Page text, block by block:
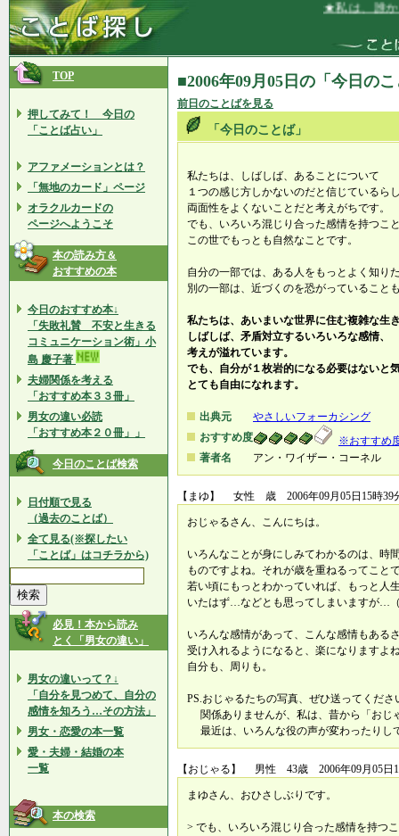
★私は、誰か
TOP
押してみて！ 今日の
「ことば占い」
アファメーションとは？
「無地のカード」ページ
オラクルカードの
ページへようこそ
本の読み方＆
おすすめの本
今日のおすすめ本↓
「失敗礼賛 不安と生きる
コミュニケーション術」小
島 慶子著
夫婦関係を考える
「おすすめ本３３冊」
男女の違い必読
「おすすめ本２０冊」」
今日のことば検索
日付順で見る
（過去のことば）
全て見る(※探したい
「ことば」はコチラから)
必見！本から読み
とく「男女の違い」
男女の違いって？↓
「自分を見つめて、自分の
感情を知ろう…その方法」
男女・恋愛の本一覧
愛・夫婦・結婚の本
一覧
本の検索
■2006年09月05日の「今日の
前日のことばを見る
「今日のことば」
私たちは、しばしば、あることについて
１つの感じ方しかないのだと信じているら
両面性をよくないことだと考えがちです。
でも、いろいろ混じり合った感情を持つこ
この世でもっとも自然なことです。
自分の一部では、ある人をもっとよく知り
別の一部は、近づくのを恐がっていること
私たちは、あいまいな世界に住む複雑な生
しばしば、矛盾対立するいろいろな感情、
考えが溢れています。
でも、自分が１枚岩的になる必要はないと
とても自由になれます。
出典元
やさしいフォーカシング
おすすめ度
※おすすめ
著者名
アン・ワイザー・コーネル
【まゆ】 女性 歳 2006年09月05日15時39
おじゃるさん、こんにちは。
いろんなことが身にしみてわかるのは、時
ものですよね。それが歳を重ねるってこと
若い頃にもっとわかっていれば、もっと人
いたはず…などとも思ってしまいますが…
いろんな感情があって、こんな感情もある
受け入れるようになると、楽になりますよ
自分も、周りも。
PS.おじゃるたちの写真、ぜひ送ってくださ
関係ありませんが、私は、昔から「おじ
最近は、いろんな役の声が変わったりし
【おじゃる】 男性 43歳 2006年09月05日
まゆさん、おひさしぶりです。
> でも、いろいろ混じり合った感情を持つ